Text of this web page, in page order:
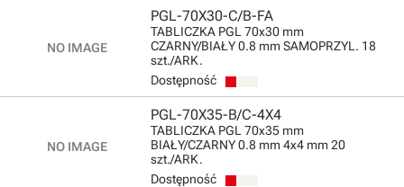
PGL-70X30-C/B-FA
TABLICZKA PGL 70x30 mm
CZARNY/BIAŁY 0.8 mm SAMOPRZYL. 18
szt./ARK.
Dostępność
PGL-70X35-B/C-4X4
TABLICZKA PGL 70x35 mm
BIAŁY/CZARNY 0.8 mm 4x4 mm 20
szt./ARK.
Dostępność